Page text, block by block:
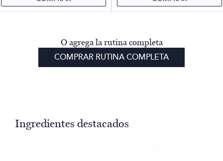
O agrega la rutina completa
COMPRAR RUTINA COMPLETA
Ingredientes destacados